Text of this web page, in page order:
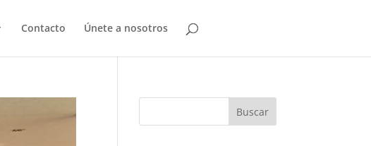
Contacto Únete a nosotros